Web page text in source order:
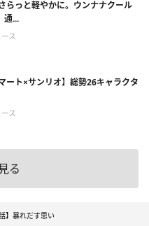
らっと軽やかに。ウンナナクール
通...
ス
ート×サンリオ】総勢26キャラクタ
ス
る
】暴れだす思い